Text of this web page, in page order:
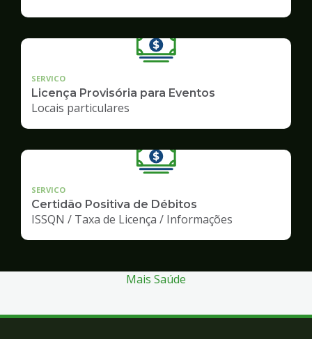
SERVICO
Licença Provisória para Eventos
Locais particulares
SERVICO
Certidão Positiva de Débitos
ISSQN / Taxa de Licença / Informações
Mais Saúde